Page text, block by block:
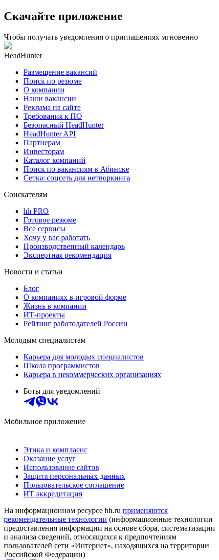
Скачайте приложение
Чтобы получать уведомления о приглашениях мгновенно
HeadHunter
Размещение вакансий
Поиск по резюме
О компании
Наши вакансии
Реклама на сайте
Требования к ПО
Безопасный HeadHunter
HeadHunter API
Партнерам
Инвесторам
Каталог компаний
Поиск по вакансиям в Абинске
Сетка: соцсеть для нетворкинга
Соискателям
hh PRO
Готовое резюме
Все сервисы
Хочу у вас работать
Производственный календарь
Экспертная рекомендация
Новости и статьи
Блог
О компаниях в игровой форме
Жизнь в компании
ИТ-проекты
Рейтинг работодателей России
Молодым специалистам
Карьера для молодых специалистов
Школа программистов
Карьера в некоммерческих организациях
Боты для уведомлений
Мобильное приложение
Этика и комплаенс
Оказание услуг
Использование сайтов
Защита персональных данных
Пользовательское соглашение
ИТ аккредитация
На информационном ресурсе hh.ru применяются
рекомендательные технологии (информационные технологии
предоставления информации на основе сбора, систематизации
и анализа сведений, относящихся к предпочтениям
пользователей сети «Интернет», находящихся на территории
Российской Федерации)